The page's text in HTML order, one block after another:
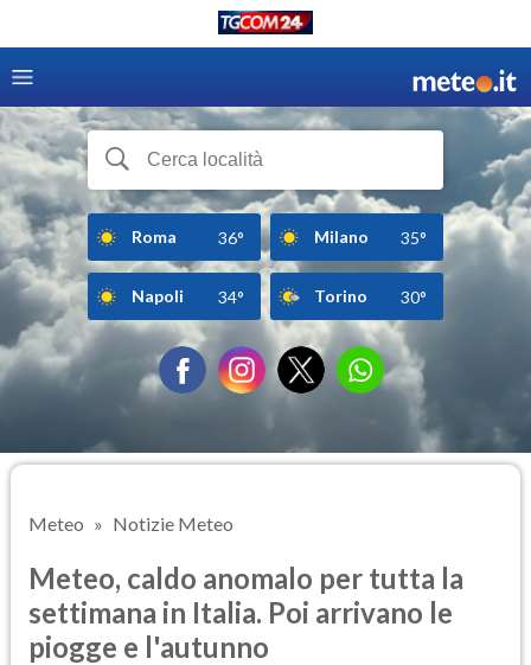
Roma 36° Milano 35°
Napoli 34° Torino 30°
Meteo Notizie Meteo
Meteo, caldo anomalo per tutta la
settimana in Italia. Poi arrivano le
piogge e l'autunno